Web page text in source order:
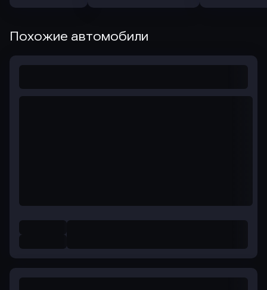
Похожие автомобили